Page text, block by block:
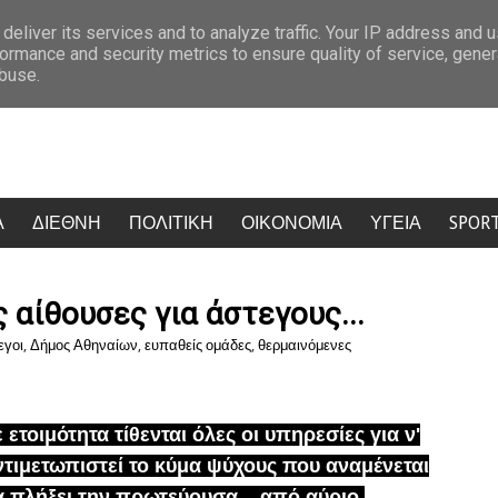
πολύ, δεν θα σε ξεχάσω ποτέ Ο “χάρτης” των πληρωμών
ΔΙΕΘΝΗ ΠΟΛΙΤΙΚΗ ΟΙΚΟΝΟΜΙΑ ΥΓΕΙΑ
για άστεγους...
, Δήμος Αθηναίων, ευπαθείς ομάδες, θερμαινόμενες
ετοιμότητα τίθενται όλες οι υπηρεσίες για ν'
το κύμα ψύχους που αναμένεται
its services and to analyze traffic. Your IP address and
and security metrics to ensure quality of service,